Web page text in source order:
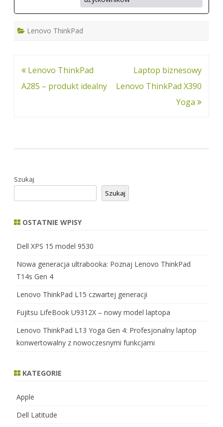
Lenovo ThinkPad
Nawigacja
wpisu
Lenovo ThinkPad
A285 – produkt idealny
Laptop biznesowy
Lenovo ThinkPad X390
Yoga
Szukaj
Szukaj
OSTATNIE WPISY
Dell XPS 15 model 9530
Nowa generacja ultrabooka: Poznaj Lenovo ThinkPad
T14s Gen 4
Lenovo ThinkPad L15 czwartej generacji
Fujitsu LifeBook U9312X – nowy model laptopa
Lenovo ThinkPad L13 Yoga Gen 4: Profesjonalny laptop
konwertowalny z nowoczesnymi funkcjami
KATEGORIE
Apple
Dell Latitude